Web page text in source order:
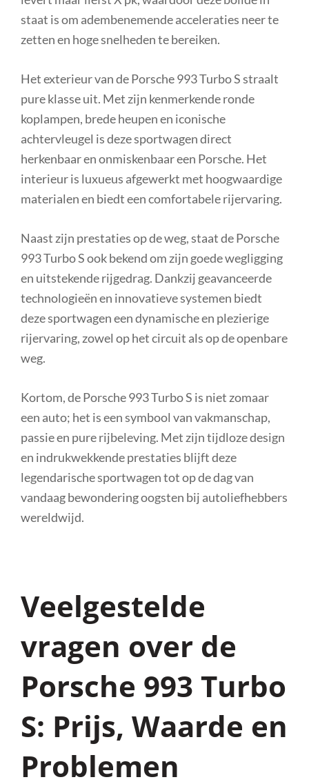
staat is om adembenemende acceleraties neer te
zetten en hoge snelheden te bereiken.
Het exterieur van de Porsche 993 Turbo S straalt
pure klasse uit. Met zijn kenmerkende ronde
koplampen, brede heupen en iconische
achtervleugel is deze sportwagen direct
herkenbaar en onmiskenbaar een Porsche. Het
interieur is luxueus afgewerkt met hoogwaardige
materialen en biedt een comfortabele rijervaring.
Naast zijn prestaties op de weg, staat de Porsche
993 Turbo S ook bekend om zijn goede wegligging
en uitstekende rijgedrag. Dankzij geavanceerde
technologieën en innovatieve systemen biedt
deze sportwagen een dynamische en plezierige
rijervaring, zowel op het circuit als op de openbare
weg.
Kortom, de Porsche 993 Turbo S is niet zomaar
een auto; het is een symbool van vakmanschap,
passie en pure rijbeleving. Met zijn tijdloze design
en indrukwekkende prestaties blijft deze
legendarische sportwagen tot op de dag van
vandaag bewondering oogsten bij autoliefhebbers
wereldwijd.
Veelgestelde
vragen over de
Porsche 993 Turbo
S: Prijs, Waarde en
Problemen